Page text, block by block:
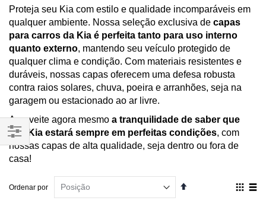
Proteja seu Kia com estilo e qualidade incomparáveis em
qualquer ambiente. Nossa seleção exclusiva de capas
para carros da Kia é perfeita tanto para uso interno
quanto externo, mantendo seu veículo protegido de
qualquer clima e condição. Com materiais resistentes e
duráveis, nossas capas oferecem uma defesa robusta
contra raios solares, chuva, poeira e arranhões, seja na
garagem ou estacionado ao ar livre.
Aproveite agora mesmo a tranquilidade de saber que
seu Kia estará sempre em perfeitas condições, com
nossas capas de alta qualidade, seja dentro ou fora de
casa!
Ordenar por
Definir
Ver
Filtrar
Por